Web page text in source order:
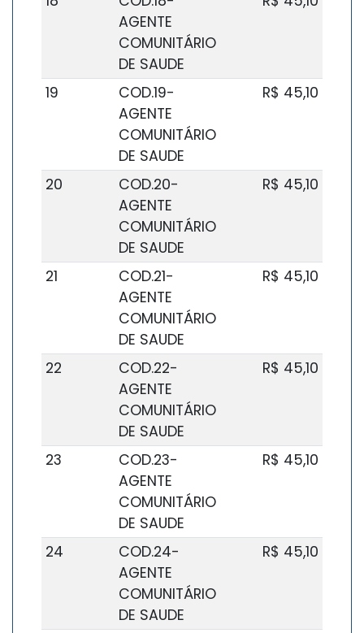
AGENTE
COMUNITÁRIO
DE SAUDE
19
COD.19-
AGENTE
COMUNITÁRIO
DE SAUDE
R$ 45,10
20
COD.20-
AGENTE
COMUNITÁRIO
DE SAUDE
R$ 45,10
21
COD.21-
AGENTE
COMUNITÁRIO
DE SAUDE
R$ 45,10
22
COD.22-
AGENTE
COMUNITÁRIO
DE SAUDE
R$ 45,10
23
COD.23-
AGENTE
COMUNITÁRIO
DE SAUDE
R$ 45,10
24
COD.24-
AGENTE
COMUNITÁRIO
DE SAUDE
R$ 45,10